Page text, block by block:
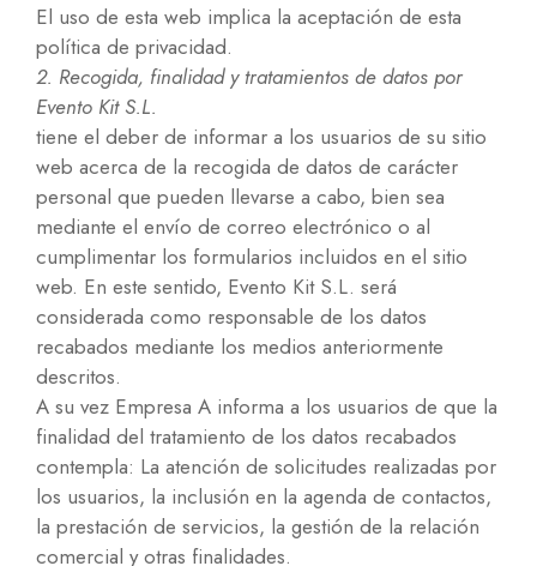
El uso de esta web implica la aceptación de esta
política de privacidad.
2. Recogida, finalidad y tratamientos de datos por
Evento Kit S.L.
tiene el deber de informar a los usuarios de su sitio
web acerca de la recogida de datos de carácter
personal que pueden llevarse a cabo, bien sea
mediante el envío de correo electrónico o al
cumplimentar los formularios incluidos en el sitio
web. En este sentido, Evento Kit S.L. será
considerada como responsable de los datos
recabados mediante los medios anteriormente
descritos.
A su vez Empresa A informa a los usuarios de que la
finalidad del tratamiento de los datos recabados
contempla: La atención de solicitudes realizadas por
los usuarios, la inclusión en la agenda de contactos,
la prestación de servicios, la gestión de la relación
comercial y otras finalidades.